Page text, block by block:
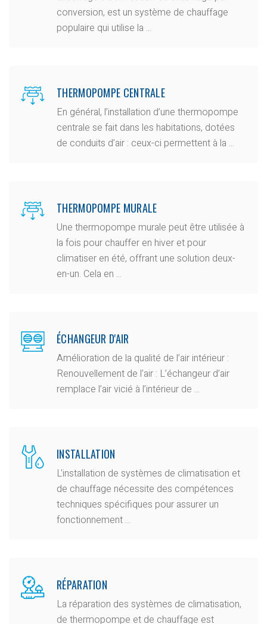
conversion, est un système de chauffage
populaire qui utilise la ...
THERMOPOMPE CENTRALE
En général, l’installation d’une thermopompe
centrale se fait dans les habitations, dotées
de conduits d’air : ceux-ci permettent à la ...
THERMOPOMPE MURALE
Une thermopompe murale peut être utilisée à
la fois pour chauffer en hiver et pour
climatiser en été, offrant une solution deux-
en-un. Cela en ...
ÉCHANGEUR D'AIR
Amélioration de la qualité de l’air intérieur :
Renouvellement de l'air : L’échangeur d’air
remplace l’air vicié à l’intérieur de ...
INSTALLATION
L'installation de systèmes de climatisation et
de chauffage nécessite des compétences
techniques spécifiques pour assurer un
fonctionnement ...
RÉPARATION
La réparation des systèmes de climatisation,
de thermopompe et de chauffage est